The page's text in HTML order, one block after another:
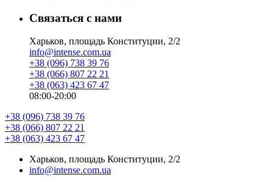
Связаться с нами
Харьков, площадь Конституции, 2/2
info@intense.com.ua
+38 (096) 738 39 76
+38 (066) 807 22 21
+38 (063) 423 67 47
08:00-20:00
+38 (096) 738 39 76
+38 (066) 807 22 21
+38 (063) 423 67 47
Харьков, площадь Конституции, 2/2
info@intense.com.ua